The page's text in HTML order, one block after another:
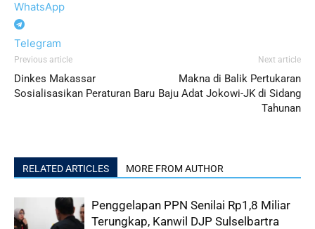
WhatsApp
Telegram
Previous article
Dinkes Makassar
Sosialisasikan Peraturan Baru
Next article
Makna di Balik Pertukaran
Baju Adat Jokowi-JK di Sidang
Tahunan
RELATED ARTICLES MORE FROM AUTHOR
Penggelapan PPN Senilai Rp1,8 Miliar
Terungkap, Kanwil DJP Sulselbartra